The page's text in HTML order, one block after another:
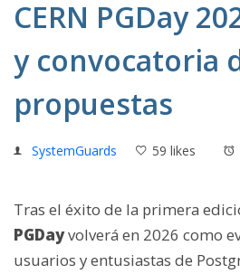
CERN PGDay
y convocatoria
propuestas
SystemGuards 59 likes
Tras el éxito de la primera
PGDayvolverá en 2026 como
usuarios y entusiastas de